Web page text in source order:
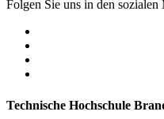
Folgen Sie uns in den sozialen
Technische Hochschule